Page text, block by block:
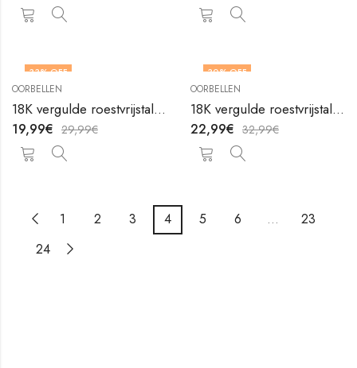
33% OFF
OORBELLEN
18K vergulde roestvrijstalen oorbellen Hearts van V&F Juweliers
19,99€ 29,99€
30% OFF
OORBELLEN
18K vergulde roestvrijstalen oorbellen Hearts van V&F Juweliers
22,99€ 32,99€
1 2 3 4 5 6 …
23
24